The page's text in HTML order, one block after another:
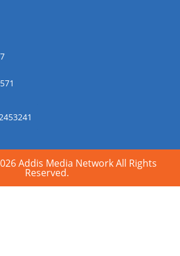
Addis Media Network All Rights
Reserved.